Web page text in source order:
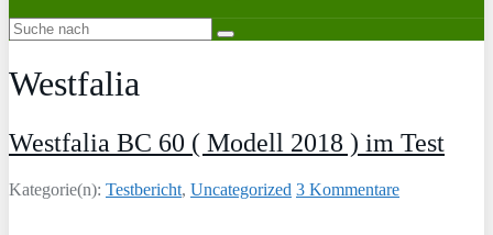
Westfalia
Westfalia BC 60 ( Modell 2018 ) im Test
Kategorie(n): Testbericht, Uncategorized 3 Kommentare